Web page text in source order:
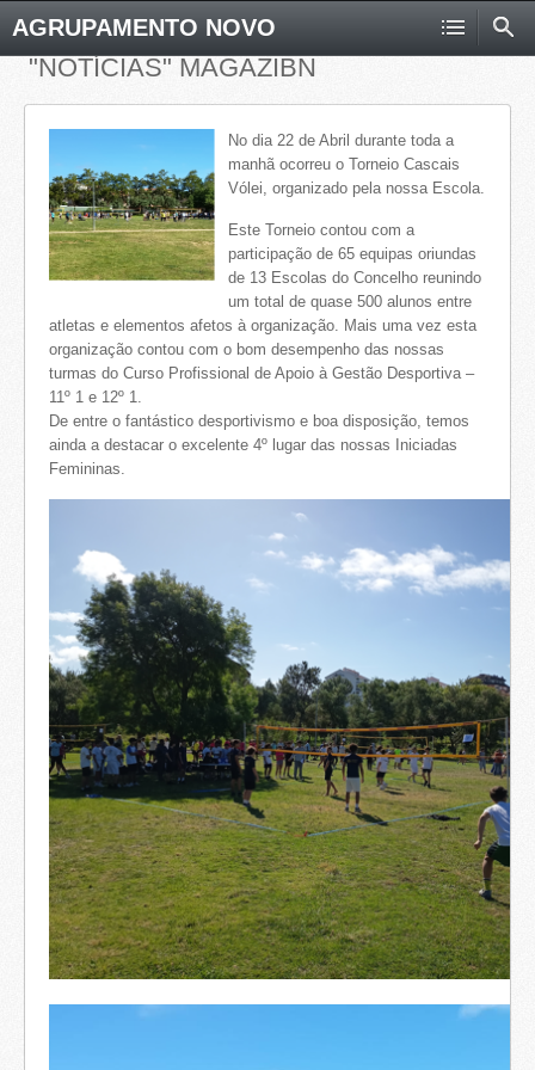
AGRUPAMENTO NOVO
"NOTÍCIAS" MAGAZIBN
No dia 22 de Abril durante toda a
manhã ocorreu o Torneio Cascais
Vólei, organizado pela nossa Escola.
Este Torneio contou com a
participação de 65 equipas oriundas
de 13 Escolas do Concelho reunindo
um total de quase 500 alunos entre
atletas e elementos afetos à organização. Mais uma vez esta
organização contou com o bom desempenho das nossas
turmas do Curso Profissional de Apoio à Gestão Desportiva –
11º 1 e 12º 1.
De entre o fantástico desportivismo e boa disposição, temos
ainda a destacar o excelente 4º lugar das nossas Iniciadas
Femininas.